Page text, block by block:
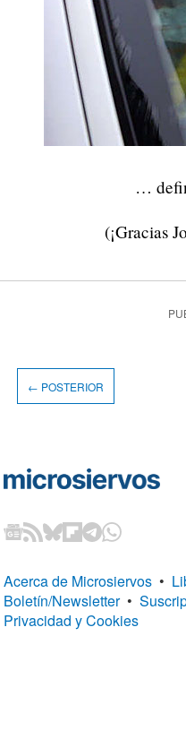
…
(¡Gracias
← POSTERIOR
Acerca de Microsiervos •
Boletín/Newsletter •
Privacidad y Cookies